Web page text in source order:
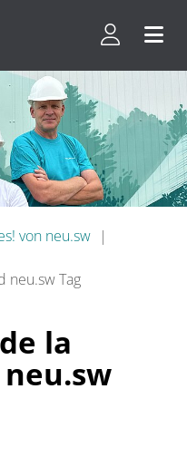
von neu.sw
neu.sw Tag
la